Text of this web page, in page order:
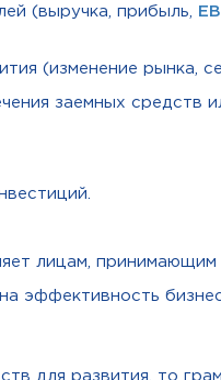
(выручка, прибыль,
(изменение рынка,
заемных средств
лицам,
эффективность
для развития, то